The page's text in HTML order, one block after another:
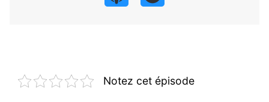
Notez cet épisode